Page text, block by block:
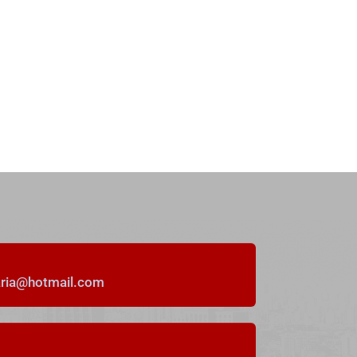
La Isla de La Toja